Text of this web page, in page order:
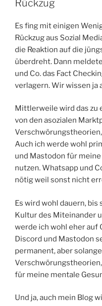
Rückzug
Es fing mit einigen
Rückzug aus Sozial
die Reaktion auf die
überdreht. Dann
und Co. das Fact
verlagern. Wir wissen ja
Mittlerweile wird das zu
von den asozialen
Auch ich werde wohl
und Mastodon für meine
nutzen. Whatsapp und
nötig weil sonst nicht
Es wird wohl dauern,
Kultur des Miteinander
werde ich wohl eher auf
Discord und Mastodon
permanent, aber
für meine mentale
Und ja, auch mein Blog